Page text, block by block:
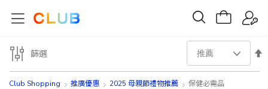
Club Shopping 推廣優惠 2025 母親節禮物推薦 保健必需品
設
篩選